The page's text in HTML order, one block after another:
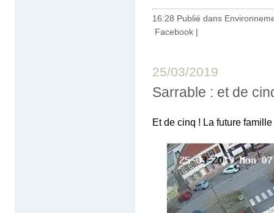
16:28 Publié dans
Facebook |
25/03/2019
Sarrable : et de
Et de cinq ! La future